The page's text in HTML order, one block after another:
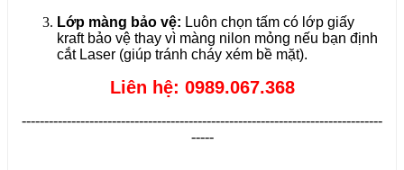
Lớp màng bảo vệ: Luôn chọn tấm có lớp giấy
kraft bảo vệ thay vì màng nilon mỏng nếu bạn định
cắt Laser (giúp tránh cháy xém bề mặt).
Liên hệ: 0989.067.368
--------------------------------------------------------------------------------
-----